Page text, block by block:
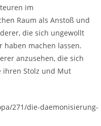
im
Raum als Anstoß und
die sich ungewollt
machen lassen.
anzusehen, die sich
Stolz und Mut
271/die-daemonisierung-